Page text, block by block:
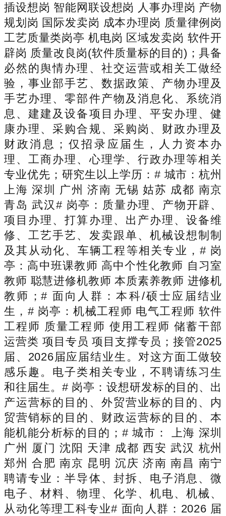
插设想岗 智能网联设想岗 人事办理岗 产物
规划岗 国际发卖岗 成本办理岗 质量律例岗
工艺质量类岗亭 机电岗 区域发卖岗 软件开
辟岗 质量改良岗(软件质量标的目的)；具备
必然的舆情办理、社交运营或相关工做经
验，事业部手艺、数据政策、产物办理及
手艺办理、零部件产物及消息化、系统消
息、建建及设备项目办理、平安办理、健
康办理、采购合规、采购岗、财政办理及
财政消息；仅招录应届生，人力资本办
理、工商办理、心理学、行政办理等相关
专业优先；研究生以上学历：# 城市：杭州
上海 深圳 广州 济南 无锡 姑苏 成都 南京
青岛 武汉# 岗亭：质量办理、产物开辟、
项目办理、打算办理、出产办理、设备维
修、工艺手艺、发卖跟单、机械设想制制
及其从动化、车辆工程等相关专业，# 岗
亭：高中班课教师 高中个性化教师 自习室
教师 聪慧进修机教师 本质素养教师 进修机
教师；# 面向人群：本科/硕士应届结业
生，# 岗亭：机械工程师 电气工程师 软件
工程师 质量工程师 使用工程师 储蓄干部
运营类 项目专员 项目支撑专员；接管2025
届、2026届应届结业生。对这方面工做较
感乐趣。电子类相关专业，不聘请练习生
和往届生。# 岗亭：设想研发标的目的、出
产运营标的目的、外贸营业标的目的、内
贸营销标的目的、财政运营标的目的、本
能机能分析标的目的；# 城市： 上海 深圳
广州 厦门 沈阳 天津 成都 西安 武汉 杭州
郑州 合肥 南京 昆明 沉庆 济南 南昌 南宁
聘请专业：半导体、封拆、电子消息、微
电子、材料、物理、化学、机电、机械、
从动化等理工科专业# 面向人群：2026 届